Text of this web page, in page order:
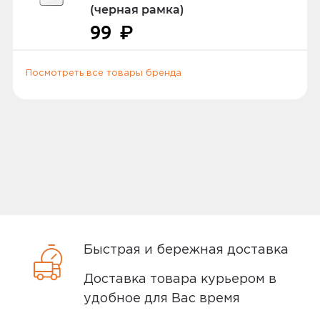
удостоверение или другой документ
Мотив. Самовывоз бесплатный. Мы
сообщим вам о возможной дате доставки
после того, как вы подтвердите заказ.
(черная рамка)
99 ₽
Посмотреть все товары бренда
Быстрая и бережная доставка
Доставка товара курьером в
удобное для Вас время